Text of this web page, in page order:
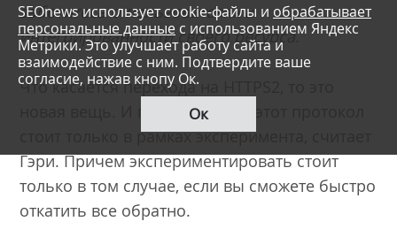
заботитесь о пользователях и
интегрированности своего ресурса.
Что касается перехода на HTTPS2, то это
новая вещь. И переходить на этот протокол
стоит только в рамках эксперимента, считает
Гэри. Причем экспериментировать стоит
только в том случае, если вы сможете быстро
откатить все обратно.
SEOnews использует cookie-файлы и обрабатывает
персональные данные с использованием Яндекс
Метрики. Это улучшает работу сайта и
взаимодействие с ним. Подтвердите ваше
согласие, нажав кнопу Ок.
Ок